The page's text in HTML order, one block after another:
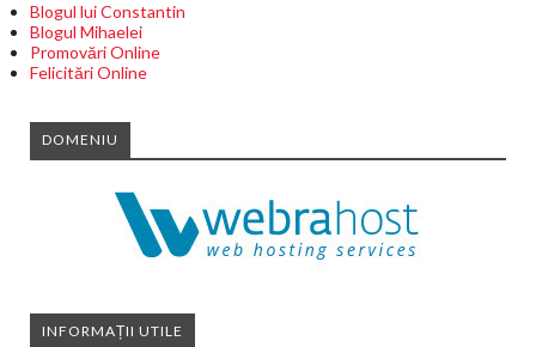
Blogul lui Constantin
Blogul Mihaelei
Promovări Online
Felicitări Online
DOMENIU
INFORMAȚII UTILE